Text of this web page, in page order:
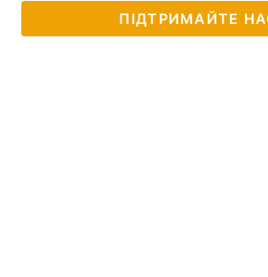
ПІДТРИМАЙТЕ